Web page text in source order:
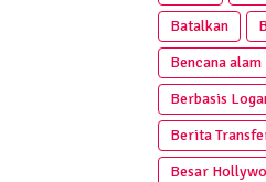
Batalkan
Bencana alam
Berbasis
Berita
Besar